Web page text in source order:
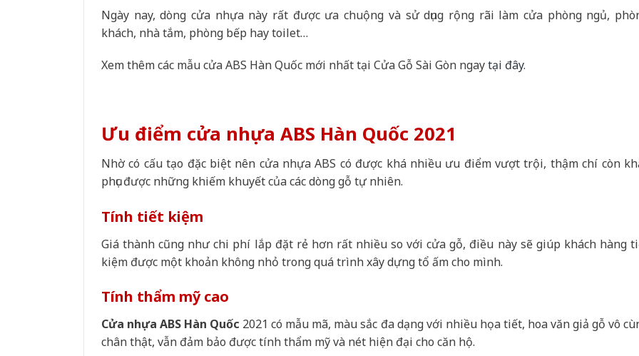
Ngày nay, dòng cửa nhựa này rất được ưa chuộng và sử dụng rộng rãi làm cửa phòng ngủ,
khách, nhà tắm, phòng bếp hay toilet…
Xem thêm các mẫu cửa ABS Hàn Quốc mới nhất tại Cửa Gỗ Sài Gòn ngaytại đây.
Ưu điểm cửa nhựa ABS Hàn Quốc 2021
Nhờ có cấu tạo đặc biệt nên cửa nhựa ABS có được khá nhiều ưu điểm vượt trội, thậm chí còn
phục được những khiếm khuyết của các dòng gỗ tự nhiên.
Tính tiết kiệm
Giá thành cũng như chi phí lắp đặt rẻ hơn rất nhiều so với cửa gỗ, điều này sẽ giúp khách hàng
kiệm được một khoản không nhỏ trong quá trình xây dựng tổ ấm cho mình.
Tính thẩm mỹ cao
Cửa nhựa ABS Hàn Quốc 2021 có mẫu mã, màu sắc đa dạng với nhiều họa tiết, hoa văn giả gỗ vô
chân thật, vẫn đảm bảo được tính thẩm mỹ và nét hiện đại cho căn hộ.